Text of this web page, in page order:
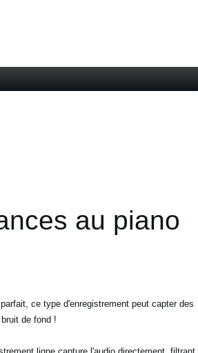
au piano
ce type d'enregistrement peut capter des
de fond !
ligne capture l'audio directement, filtrant